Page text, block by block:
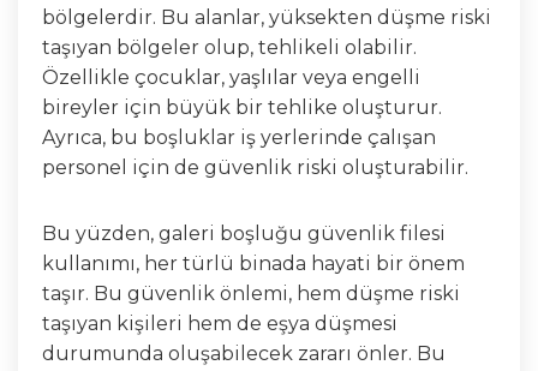
bölgelerdir. Bu alanlar, yüksekten düşme riski
taşıyan bölgeler olup, tehlikeli olabilir.
Özellikle çocuklar, yaşlılar veya engelli
bireyler için büyük bir tehlike oluşturur.
Ayrıca, bu boşluklar iş yerlerinde çalışan
personel için de güvenlik riski oluşturabilir.
Bu yüzden, galeri boşluğu güvenlik filesi
kullanımı, her türlü binada hayati bir önem
taşır. Bu güvenlik önlemi, hem düşme riski
taşıyan kişileri hem de eşya düşmesi
durumunda oluşabilecek zararı önler. Bu